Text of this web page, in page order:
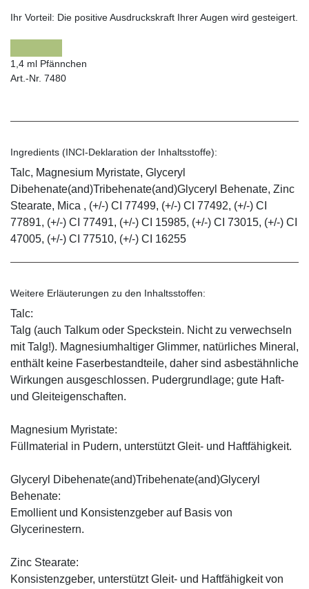
Ihr Vorteil: Die positive Ausdruckskraft Ihrer Augen wird gesteigert.
1,4 ml Pfännchen
Art.-Nr. 7480
Ingredients (INCI-Deklaration der Inhaltsstoffe):
Talc, Magnesium Myristate, Glyceryl
Dibehenate(and)Tribehenate(and)Glyceryl Behenate, Zinc
Stearate, Mica , (+/-) CI 77499, (+/-) CI 77492, (+/-) CI
77891, (+/-) CI 77491, (+/-) CI 15985, (+/-) CI 73015, (+/-) CI
47005, (+/-) CI 77510, (+/-) CI 16255
Weitere Erläuterungen zu den Inhaltsstoffen:
Talc:
Talg (auch Talkum oder Speckstein. Nicht zu verwechseln
mit Talg!). Magnesiumhaltiger Glimmer, natürliches Mineral,
enthält keine Faserbestandteile, daher sind asbestähnliche
Wirkungen ausgeschlossen. Pudergrundlage; gute Haft-
und Gleiteigenschaften.
Magnesium Myristate:
Füllmaterial in Pudern, unterstützt Gleit- und Haftfähigkeit.
Glyceryl Dibehenate(and)Tribehenate(and)Glyceryl
Behenate:
Emollient und Konsistenzgeber auf Basis von
Glycerinestern.
Zinc Stearate:
Konsistenzgeber, unterstützt Gleit- und Haftfähigkeit von